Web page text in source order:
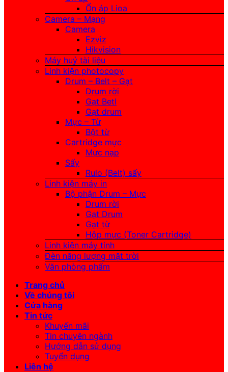
Ổn áp Lioa
Camera – Mạng
Camera
Ezviz
Hikvision
Máy huỷ tài liệu
Linh kiện photocopy
Drum – Belt – Gạt
Drum rời
Gạt Betl
Gạt drum
Mực – Từ
Bột từ
Cartridge mực
Mực nạp
Sấy
Rulo (Belt) sấy
Linh kiện máy in
Bộ phận Drum – Mực
Drum rời
Gạt Drum
Gạt từ
Hộp mực (Toner Cartridge)
Linh kiện máy tính
Đèn năng lượng mặt trời
Văn phòng phẩm
Trang chủ
Về chúng tôi
Cửa hàng
Tin tức
Khuyến mãi
Tin chuyên ngành
Hướng dẫn sử dụng
Tuyển dụng
Liên hệ